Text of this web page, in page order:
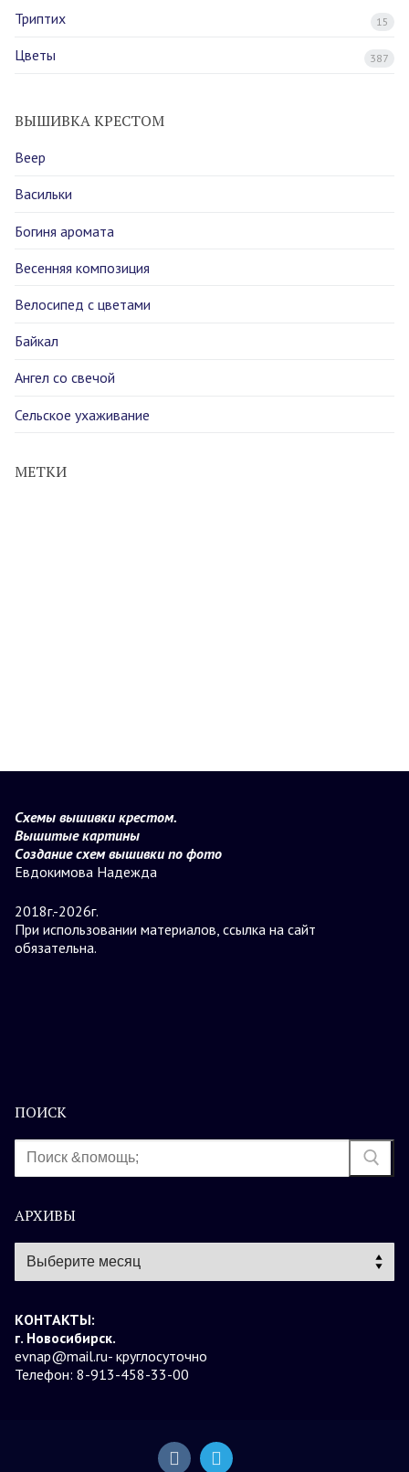
Триптих 15
Цветы 387
ВЫШИВКА КРЕСТОМ
Веер
Васильки
Богиня аромата
Весенняя композиция
Велосипед с цветами
Байкал
Ангел со свечой
Сельское ухаживание
МЕТКИ
Схемы вышивки крестом.
Вышитые картины
Создание схем вышивки по фото
Евдокимова Надежда
2018г.-2026г.
При использовании материалов, ссылка на сайт
обязательна.
ПОИСК
Найти:
АРХИВЫ
Архивы
КОНТАКТЫ:
г. Новосибирск.
evnap@mail.ru- круглосуточно
Телефон: 8-913-458-33-00